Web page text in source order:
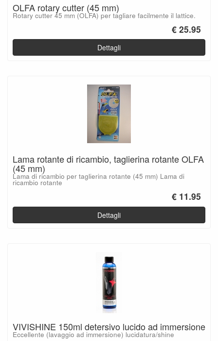
OLFA rotary cutter (45 mm)
Rotary cutter 45 mm (OLFA) per tagliare facilmente il lattice.
€ 25.95
Dettagli
Lama rotante di ricambio, taglierina rotante OLFA
(45 mm)
Lama di ricambio per taglierina rotante (45 mm) Lama di
ricambio rotante
€ 11.95
Dettagli
VIVISHINE 150ml detersivo lucido ad immersione
Eccellente (lavaggio ad immersione) lucidatura/shine